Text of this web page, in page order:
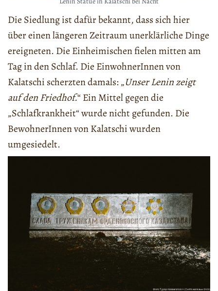
Die Siedlung ist dafür bekannt, dass sich hier
über einen längeren Zeitraum unerklärliche Dinge
ereigneten. Die Einheimischen fielen mitten am
Tag in den Schlaf. Die EinwohnerInnen von
Kalatschi scherzten damals: „Unser Lenin zeigt
auf den Friedhof.“ Ein Mittel gegen die
„Schlafkrankheit“ wurde nicht gefunden. Die
BewohnerInnen von Kalatschi wurden
umgesiedelt.